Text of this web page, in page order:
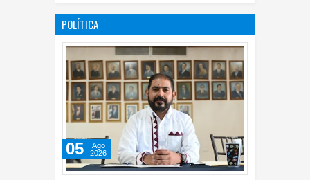
07 Jul 2026 0
POLÍTICA
05
Ago
2026